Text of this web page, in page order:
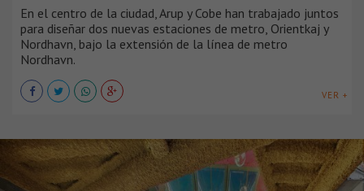
En el centro de la ciudad, Arup y Cobe han trabajado juntos
para diseñar dos nuevas estaciones de metro, Orientkaj y
Nordhavn, bajo la extensión de la línea de metro
Nordhavn.
VER +